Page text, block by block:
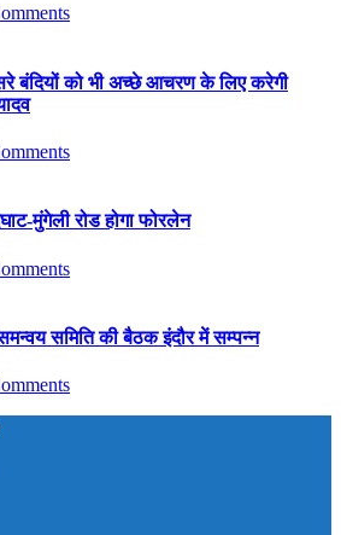
बंदियों को भी अच्छे आचरण के लिए करेगी
मुंगेली रोड होगा फोरलेन
समिति की बैठक इंदौर में सम्पन्न